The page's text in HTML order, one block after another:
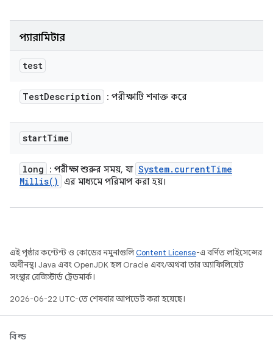
প্যারামিটার
test
TestDescription : পরীক্ষাটি শনাক্ত করে
startTime
long : পরীক্ষা শুরুর সময়, যা System. currentTime
Millis( ) এর মাধ্যমে পরিমাপ করা হয়।
এই পৃষ্ঠার কন্টেন্ট ও কোডের নমুনাগুলিContent License-এ বর্ণিত লাইসেন্সের
অধীনস্থ। Java এবং OpenJDK হল Oracle এবং/অথবা তার অ্যাফিলিয়েট
সংস্থার রেজিস্টার্ড ট্রেডমার্ক।
2026-06-22 UTC-তে শেষবার আপডেট করা হয়েছে।
বিল্ড